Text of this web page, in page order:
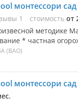
монтессори
1 стоимость от
методике
* частная
(ВАО)
монтессори сад